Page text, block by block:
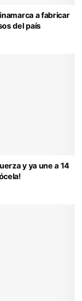
a fabricar
del país
y ya une a 14